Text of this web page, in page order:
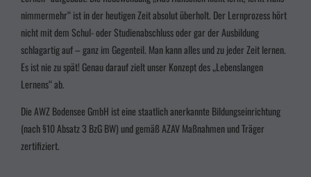
nimmermehr“ ist in der heutigen Zeit absolut überholt. Der Lernprozess hört
nicht mit dem Schul- oder Studienabschluss oder gar der Ausbildung
schlagartig auf – ganz im Gegenteil. Man kann alles und zu jeder Zeit lernen.
Es ist nie zu spät! Genau darauf zielt unser Konzept des „Lebenslangen
Lernens“ ab.
Die AWZ Bodensee GmbH ist eine staatlich anerkannte Bildungseinrichtung
(nach §10 Absatz 3 BzG BW) und gemäß AZAV Maßnahmen und Träger
zertifiziert.
in unsererDatenschutzerklärung.
Wir nutzen Cookies auf unserer Website. Einige von ihnen sind essenziell, während
andere uns helfen, diese Website und Ihre Erfahrung zu verbessern.
Alle akzeptieren Speichern
Datenschutzeinstellungen
Essenziell (3)
Essenzielle Cookies ermöglichen grundlegende Funktionen und sind für die einwandfreie